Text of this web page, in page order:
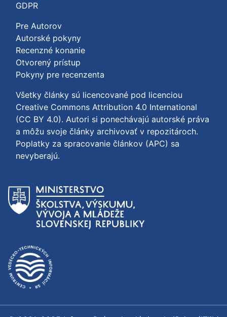
GDPR
Pre Autorov
Autorské pokyny
Recenzné konanie
Otvorený prístup
Pokyny pre recenzenta
Všetky články sú licencované pod licenciou
Creative Commons Attribution 4.0 International
(CC BY 4.0). Autori si ponechávajú autorské práva
a môžu svoje články archivovať v repozitároch.
Poplatky za spracovanie článkov (APC) sa
nevyberajú.